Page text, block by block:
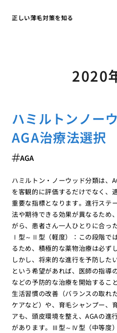
正しい薄毛対策を知る
2020
ハミルトンノー
AGA治療法選択
AGA
ハミルトン・ノーウッド分類は、
を客観的に評価するだけでなく、
重要な指標となります。進行ステ
法や期待できる効果が異なるため
がら、患者さん一人ひとりに合っ
Ⅰ型～Ⅱ型（軽度）：この段階で
るため、積極的な薬物治療は必ず
しかし、将来的な進行を予防した
という希望があれば、医師の指導
などの予防的な治療を開始するこ
生活習慣の改善（バランスの取れ
ケアなど）や、育毛シャンプー、
アも、頭皮環境を整え、AGAの進
があります。Ⅲ型～Ⅳ型（中等度